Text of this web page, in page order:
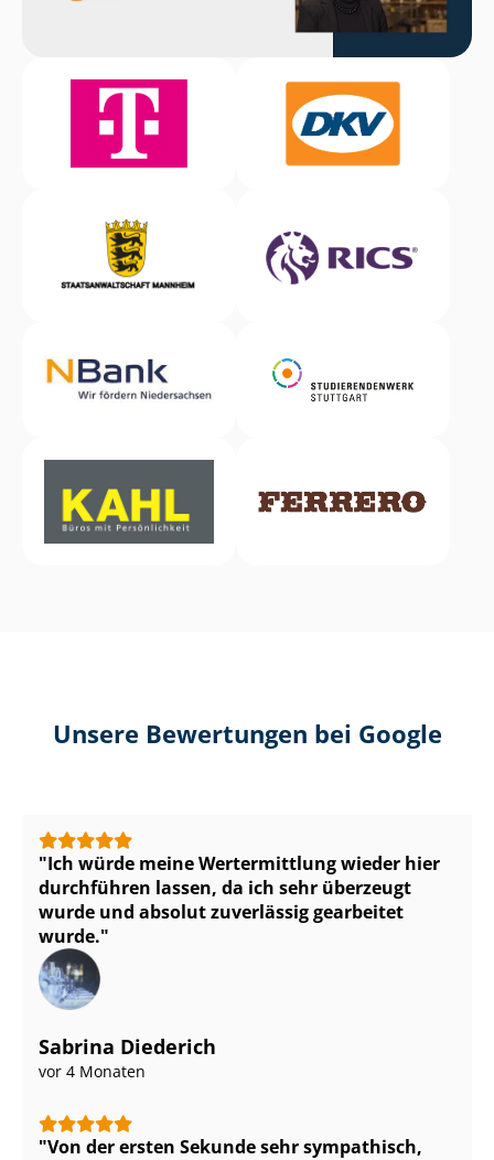
Unsere Bewertungen bei Google
Ich würde meine Wertermittlung wieder hier
durchführen lassen, da ich sehr überzeugt
wurde und absolut zuverlässig gearbeitet
wurde.
Sabrina Diederich
vor 4 Monaten
Von der ersten Sekunde sehr sympathisch,